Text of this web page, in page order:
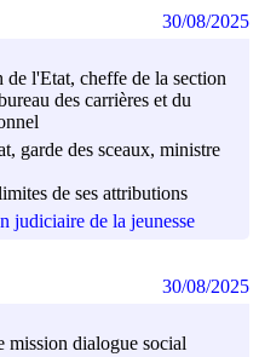
de l'Etat, cheffe de la section
des carrières et du
garde des sceaux, ministre
de ses attributions
judiciaire de la jeunesse
30/08/2025
mission dialogue social
30/08/2025